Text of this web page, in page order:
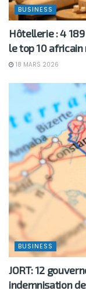
BUSINESS
Hôtellerie : 4
le top 10
18 MARS 2026
BUSINESS
JORT: 12
indemnisation